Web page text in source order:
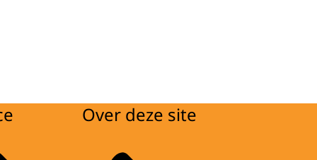
Over deze site